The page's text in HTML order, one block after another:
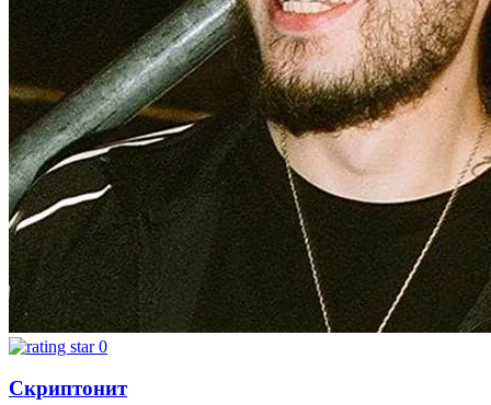
0
Скриптонит